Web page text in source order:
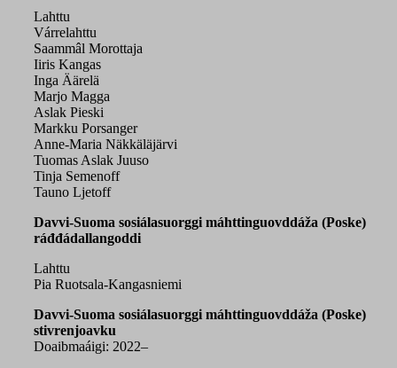
Lahttu
Várrelahttu
Saammâl Morottaja
Iiris Kangas
Inga Äärelä
Marjo Magga
Aslak Pieski
Markku Porsanger
Anne-Maria Näkkäläjärvi
Tuomas Aslak Juuso
Tinja Semenoff
Tauno Ljetoff
Davvi-Suoma sosiálasuorggi máhttinguovddáža (Poske)
ráđđádallangoddi
Lahttu
Pia Ruotsala-Kangasniemi
Davvi-Suoma sosiálasuorggi máhttinguovddáža (Poske)
stivrenjoavku
Doaibmaáigi: 2022–